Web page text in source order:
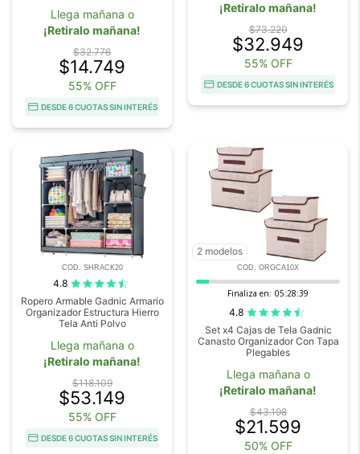
Llega mañana o
¡Retiralo mañana!
$32.776
$14.749
55% OFF
DESDE 6 CUOTAS SIN INTERÉS
¡Retiralo mañana!
$73.220
$32.949
55% OFF
DESDE 6 CUOTAS SIN INTERÉS
COD. SHRACK20
4.8
Ropero Armable Gadnic Armario
Organizador Estructura Hierro
Tela Anti Polvo
Llega mañana o
¡Retiralo mañana!
$118.109
$53.149
55% OFF
DESDE 6 CUOTAS SIN INTERÉS
2 modelos
COD. ORGCA10X
Finaliza en: 05:28:38
4.8
Set x4 Cajas de Tela Gadnic
Canasto Organizador Con Tapa
Plegables
Llega mañana o
¡Retiralo mañana!
$43.198
$21.599
50% OFF